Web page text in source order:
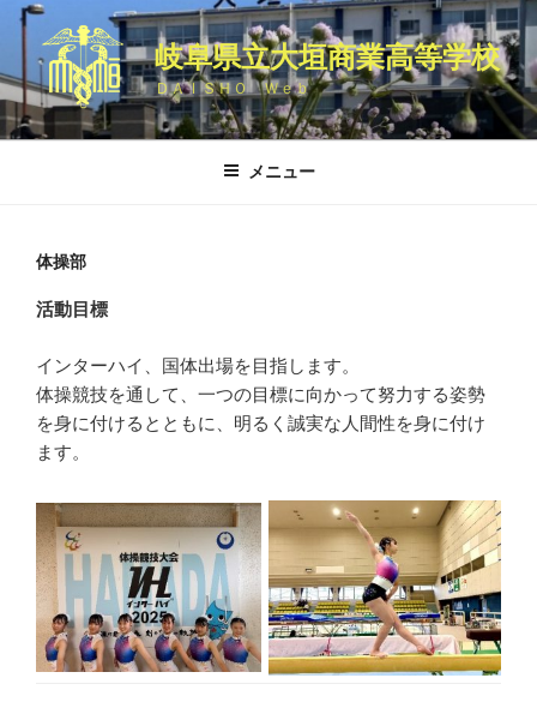
テ
ン
ツ
岐阜県立大垣商業高等学校
ＤＡＩＳＨＯ Ｗｅｂ
メニュー
体操部
活動目標
インターハイ、国体出場を目指します。
体操競技を通して、一つの目標に向かって努力する姿勢
を身に付けるとともに、明るく誠実な人間性を身に付け
ます。